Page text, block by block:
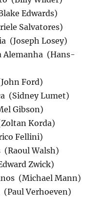
Edwards)
Salvatores)
(Joseph Losey)
Alemanha (Hans-
Ford)
(Sidney Lumet)
Gibson)
Korda)
Fellini)
(Raoul Walsh)
Zwick)
(Michael Mann)
(Paul Verhoeven)